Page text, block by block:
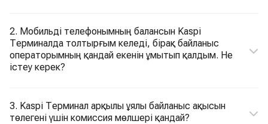
2. Мобильді телефонымның балансын Kaspi
Терминалда толтырғым келеді, бірақ байланыс
операторымның қандай екенін ұмытып қалдым. Не
істеу керек?
3. Kaspi Терминал арқылы ұялы байланыс ақысын
төлегені үшін комиссия мөлшері қандай?